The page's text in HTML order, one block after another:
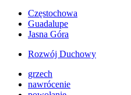
Częstochowa
Guadalupe
Jasna Góra
Rozwój Duchowy
grzech
nawrócenie